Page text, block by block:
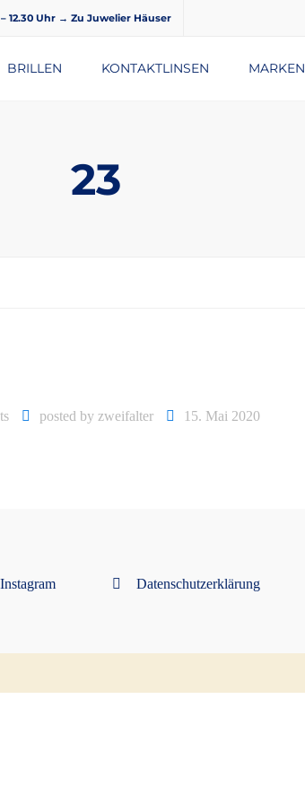
12.30 Uhr → Zu Juwelier Häuser
BRILLEN KONTAKTLINSEN MARKEN
23
posted by zweifalter 15. Mai 2020
Datenschutzerklärung